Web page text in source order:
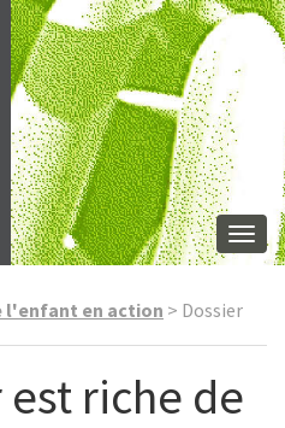
l'enfant en action > Dossier
riche de